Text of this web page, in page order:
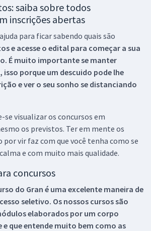
saiba sobre todos
inscrições abertas
para ficar sabendo quais são
e acesse o edital para começar a sua
É muito importante se manter
porque um descuido pode lhe
e ver o seu sonho se distanciando
se visualizar os concursos em
os previstos. Ter em mente os
por vir faz com que você tenha como se
e com muito mais qualidade.
concursos
do Gran é uma excelente maneira de
seletivo. Os nossos cursos são
elaborados por um corpo
e que entende muito bem como as